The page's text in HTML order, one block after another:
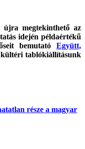
megtekinthető az
idején példaértékű
bemutató Együtt,
tablókiállításunk
része a magyar